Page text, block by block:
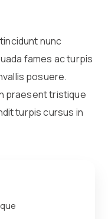
nunc
fames ac turpis
posuere.
praesent tristique
turpis cursus in